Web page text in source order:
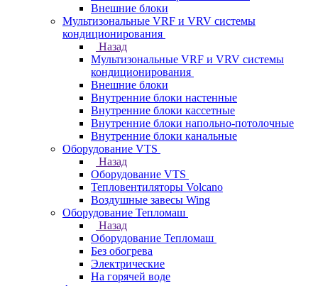
Внешние блоки
Мультизональные VRF и VRV системы
кондиционирования
Назад
Мультизональные VRF и VRV системы
кондиционирования
Внешние блоки
Внутренние блоки настенные
Внутренние блоки кассетные
Внутренние блоки напольно-потолочные
Внутренние блоки канальные
Оборудование VTS
Назад
Оборудование VTS
Тепловентиляторы Volcano
Воздушные завесы Wing
Оборудование Тепломаш
Назад
Оборудование Тепломаш
Без обогрева
Электрические
На горячей воде